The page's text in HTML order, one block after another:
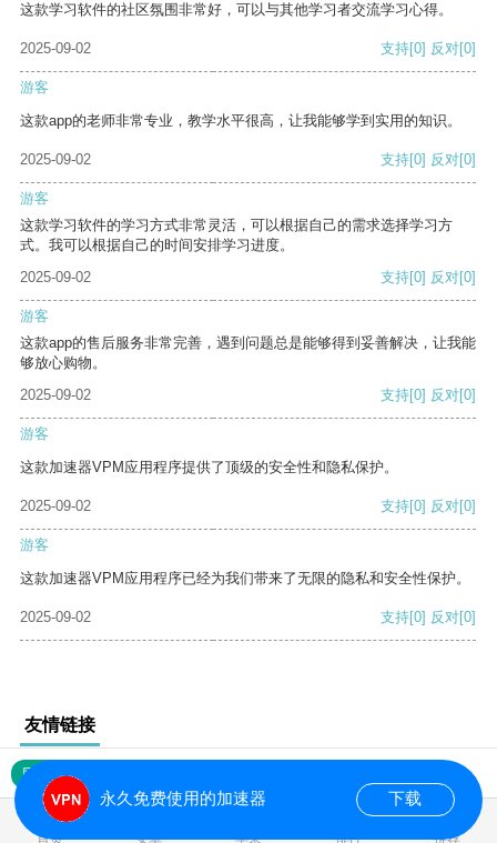
这款学习软件的社区氛围非常好，可以与其他学习者交流学习心得。
2025-09-02 支持[0] 反对[0]
游客
这款app的老师非常专业，教学水平很高，让我能够学到实用的知识。
2025-09-02 支持[0] 反对[0]
游客
这款学习软件的学习方式非常灵活，可以根据自己的需求选择学习方
式。我可以根据自己的时间安排学习进度。
2025-09-02
支持[0] 反对[0]
游客
这款app的售后服务非常完善，遇到问题总是能够得到妥善解决，让我能
够放心购物。
2025-09-02
支持[0] 反对[0]
游客
这款加速器VPM应用程序提供了顶级的安全性和隐私保护。
2025-09-02 支持[0] 反对[0]
游客
这款加速器VPM应用程序已经为我们带来了无限的隐私和安全性保护。
2025-09-02 支持[0] 反对[0]
友情链接
网站地图
首页 安卓 苹果 排行 推荐
永久免费使用的加速器 下载
0.016355s